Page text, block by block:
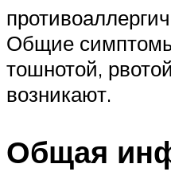
Общие
тошнотой,
возникают.
Общая